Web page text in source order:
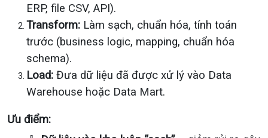
ERP, file CSV, API).
Transform: Làm sạch, chuẩn hóa, tính toán
trước (business logic, mapping, chuẩn hóa
schema).
Load: Đưa dữ liệu đã được xử lý vào Data
Warehouse hoặc Data Mart.
Ưu điểm: